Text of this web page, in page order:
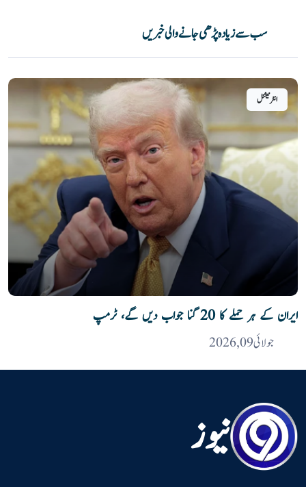
سب سے زیادہ پڑھی جانے والی خبریں
انٹرنیشنل
ایران کے ہر حملے کا 20 گنا جواب دیں گے، ٹرمپ
جولائی 09, 2026
نیوز